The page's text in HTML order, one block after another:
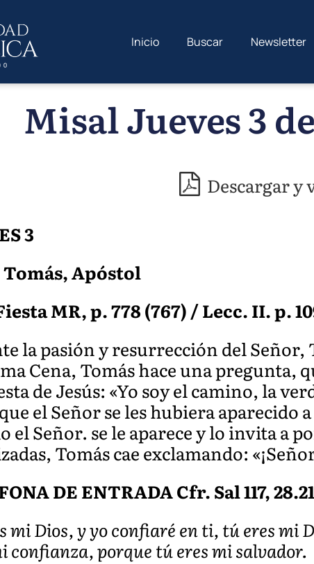
Inicio Buscar Newsletter
Misal Jueves 3
Descargar y
3
Tomás, Apóstol
MR, p. 778 (767) / Lecc. II. p.
la pasión y resurrección del Señor,
Cena, Tomás hace una pregunta,
de Jesús: «Yo soy el camino, la
el Señor se les hubiera aparecido
el Señor. se le aparece y lo invita a
Tomás cae exclamando:
DE ENTRADA Cfr. Sal 117, 28.21
mi Dios, y yo confiaré en ti, tú eres mi
confianza, porque tú eres mi salvador.